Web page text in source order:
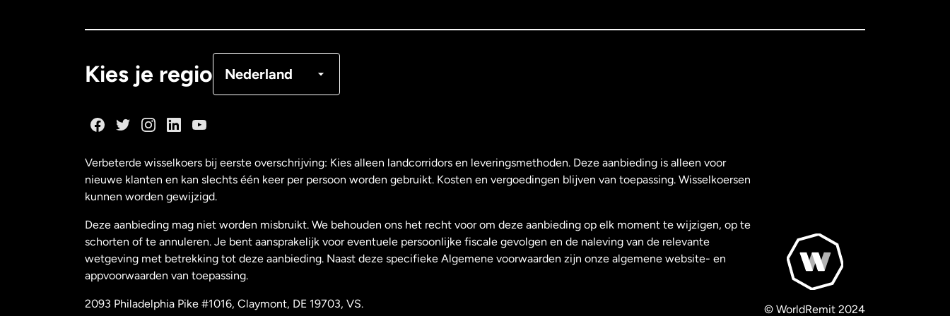
Kies je regio Nederland
Nederland
Nieuw-Zeeland
Verbeterde wisselkoers bij eerste overschrijving: Kies alleen landcorridors en leveringsmethoden. Deze aanbieding is alleen voor
nieuwe klanten en kan slechts één keer per persoon worden gebruikt. Kosten en vergoedingen blijven van toepassing. Wisselkoersen
kunnen worden gewijzigd.
Deze aanbieding mag niet worden misbruikt. We behouden ons het recht voor om deze aanbieding op elk moment te wijzigen, op te
schorten of te annuleren. Je bent aansprakelijk voor eventuele persoonlijke fiscale gevolgen en de naleving van de relevante
wetgeving met betrekking tot deze aanbieding. Naast deze specifieke Algemene voorwaarden zijn onze algemene website- en
appvoorwaarden van toepassing.
2093 Philadelphia Pike #1016, Claymont, DE 19703, VS. © WorldRemit 2024